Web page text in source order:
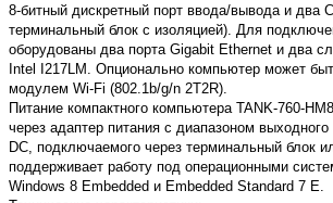
8-битный дискретный порт ввода/вывода и два
терминальный блок с изоляцией). Для
оборудованы два порта Gigabit Ethernet и два
Intel I217LM. Опционально компьютер может
модулем Wi-Fi (802.1b/g/n 2T2R).
Питание компактного компьютера TANK-760-
через адаптер питания с диапазоном
DC, подключаемого через терминальный блок
поддерживает работу под операционными
Windows 8 Embedded и Embedded Standard 7 E.